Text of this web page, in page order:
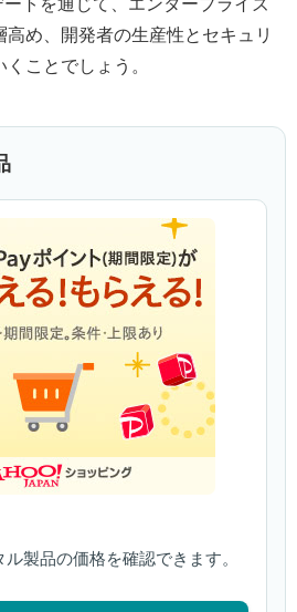
トを通じて、エンタープライズ
め、開発者の生産性とセキュリ
ことでしょう。
製品の価格を確認できます。